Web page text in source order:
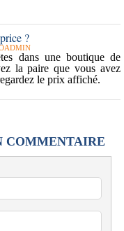
?
dans une boutique de
la paire que vous avez
le prix affiché.
COMMENTAIRE